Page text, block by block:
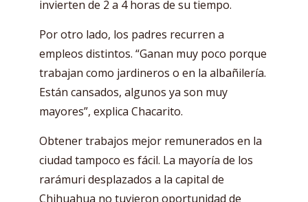
invierten de 2 a 4 horas de su tiempo.
Por otro lado, los padres recurren a
empleos distintos. “Ganan muy poco porque
trabajan como jardineros o en la albañilería.
Están cansados, algunos ya son muy
mayores”, explica Chacarito.
Obtener trabajos mejor remunerados en la
ciudad tampoco es fácil. La mayoría de los
rarámuri desplazados a la capital de
Chihuahua no tuvieron oportunidad de